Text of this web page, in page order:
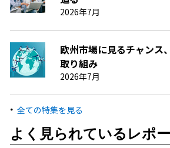
2026年7月
欧州市場に見るチャンス
取り組み
2026年7月
全ての特集を見る
よく見られているレポ